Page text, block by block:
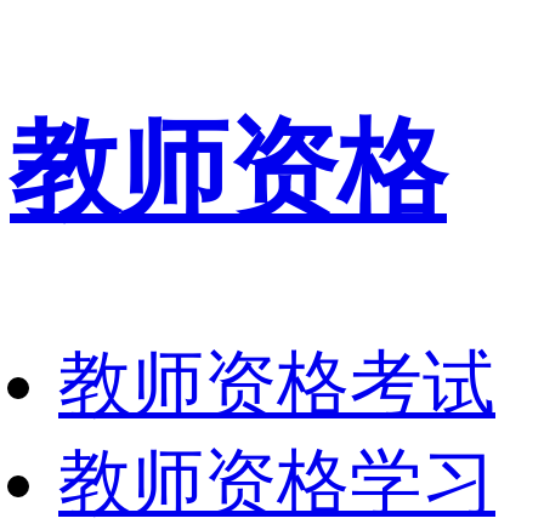
教师资格
教师资格考试
教师资格学习